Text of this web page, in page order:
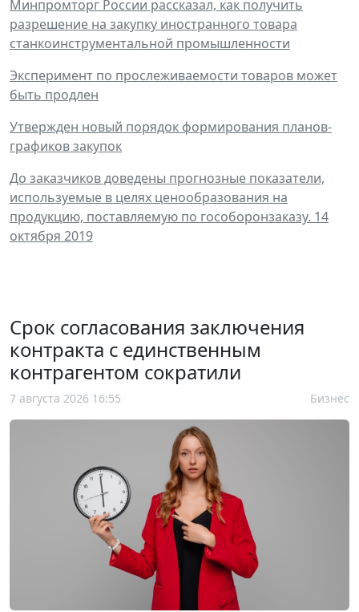
Минпромторг России рассказал, как получить
разрешение на закупку иностранного товара
станкоинструментальной промышленности
Эксперимент по прослеживаемости товаров может
быть продлен
Утвержден новый порядок формирования планов-
графиков закупок
До заказчиков доведены прогнозные показатели,
используемые в целях ценообразования на
продукцию, поставляемую по гособоронзаказу. 14
октября 2019
Срок согласования заключения
контракта с единственным
контрагентом сократили
7 августа 2026 16:55 Бизнес